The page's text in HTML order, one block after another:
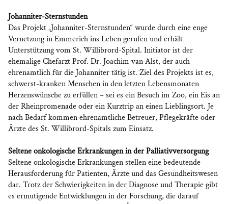
Johanniter-Sternstunden
Das Projekt „Johanniter-Sternstunden“ wurde durch eine enge
Vernetzung in Emmerich ins Leben gerufen und erhält
Unterstützung vom St. Willibrord-Spital. Initiator ist der
ehemalige Chefarzt Prof. Dr. Joachim van Alst, der auch
ehrenamtlich für die Johanniter tätig ist. Ziel des Projekts ist es,
schwerst-kranken Menschen in den letzten Lebensmonaten
Herzenswünsche zu erfüllen – sei es ein Besuch im Zoo, ein Eis an
der Rheinpromenade oder ein Kurztrip an einen Lieblingsort. Je
nach Bedarf kommen ehrenamtliche Betreuer, Pflegekräfte oder
Ärzte des St. Willibrord-Spitals zum Einsatz.
Seltene onkologische Erkrankungen in der Palliativversorgung
Seltene onkologische Erkrankungen stellen eine bedeutende
Herausforderung für Patienten, Ärzte und das Gesundheitswesen
dar. Trotz der Schwierigkeiten in der Diagnose und Therapie gibt
es ermutigende Entwicklungen in der Forschung, die darauf